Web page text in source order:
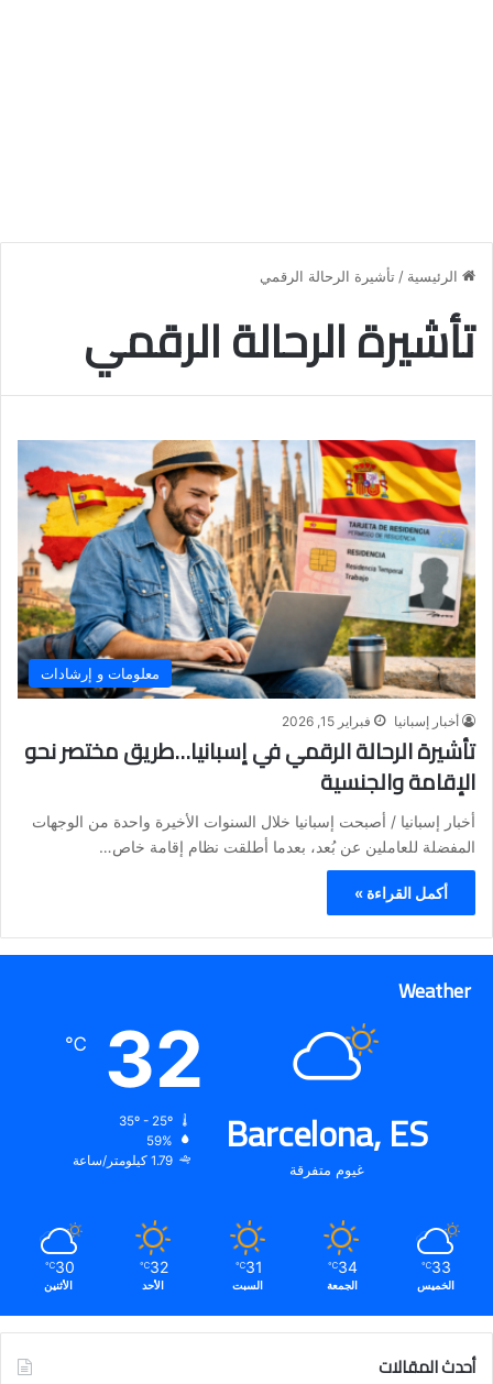
الرئيسية / تأشيرة الرحالة الرقمي
تأشيرة الرحالة الرقمي
معلومات و إرشادات
أخبار إسبانيا فبراير 15, 2026
تأشيرة الرحالة الرقمي في إسبانيا…طريق مختصر نحو
الإقامة والجنسية
أخبار إسبانيا / أصبحت إسبانيا خلال السنوات الأخيرة واحدة من الوجهات
المفضلة للعاملين عن بُعد، بعدما أطلقت نظام إقامة خاص…
أكمل القراءة »
Weather
Barcelona, ES
غيوم متفرقة
32
℃
59%
1.79 كيلومتر/ساعة
33
℃
الخميس
34
℃
الجمعة
31
℃
السبت
32
℃
الأحد
30
℃
الأثنين
أحدث المقالات